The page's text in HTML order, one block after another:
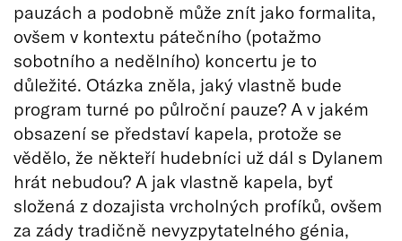
pauzách a podobně může znít jako formalita,
ovšem v kontextu pátečního (potažmo
sobotního a nedělního) koncertu je to
důležité. Otázka zněla, jaký vlastně bude
program turné po půlroční pauze? A v jakém
obsazení se představí kapela, protože se
vědělo, že někteří hudebníci už dál s Dylanem
hrát nebudou? A jak vlastně kapela, byť
složená z dozajista vrcholných profíků, ovšem
za zády tradičně nevyzpytatelného génia,